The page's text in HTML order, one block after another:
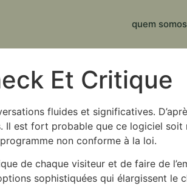
quem somos
Et Critique
fluides et significatives.
est fort probable que ce logiciel soit
non conforme à la loi.
de chaque visiteur et de faire de
sophistiquées qui élargissent le